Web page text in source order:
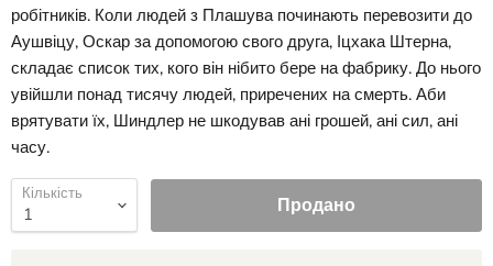
робітників. Коли людей з Плашува починають перевозити до
Аушвіцу, Оскар за допомогою свого друга, Іцхака Штерна,
складає список тих, кого він нібито бере на фабрику. До нього
увійшли понад тисячу людей, приречених на смерть. Аби
врятувати їх, Шиндлер не шкодував ані грошей, ані сил, ані
часу.
Кількість Продано